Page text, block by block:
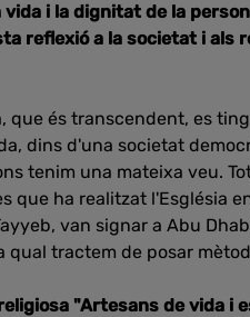
i la dignitat de la
reflexió a la societat i als
que és transcendent, es
dins d'una societat
tenim una mateixa veu.
que ha realitzat l'Església
van signar a Abu
tractem de posar
"Artesans de vida i